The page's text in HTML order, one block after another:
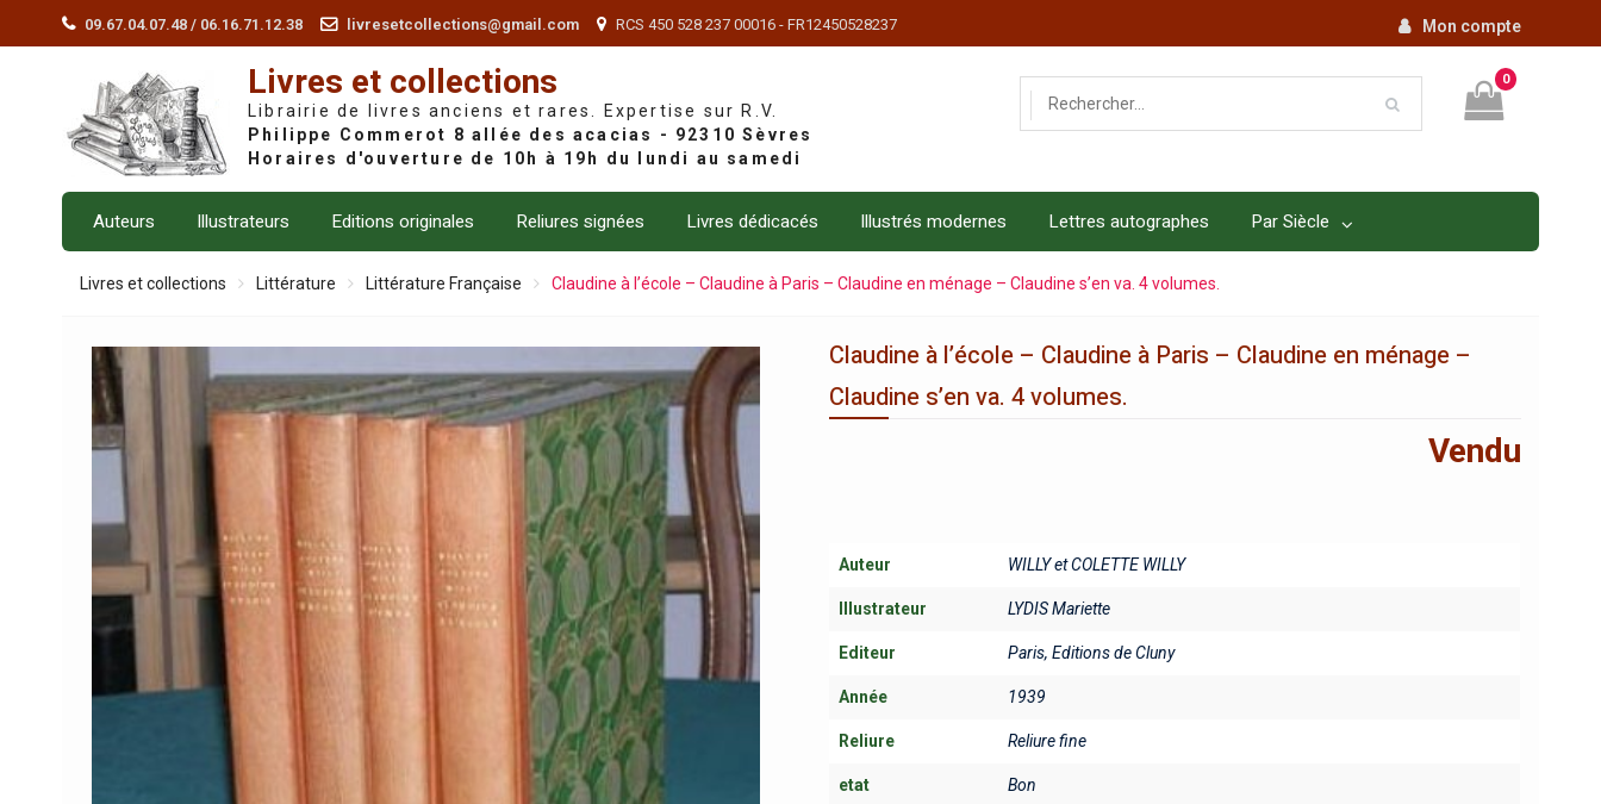
09.67.04.07.48 / 06.16.71.12.38 livresetcollections@gmail.com RCS 450 528 237 00016 - FR12450528237 Mon compte
Livres et collections
Librairie de livres anciens et rares. Expertise sur R.V.
0
Auteurs Illustrateurs Editions originales Reliures signées Livres dédicacés Illustrés modernes Lettres autographes Par Siècle
Livres et collections Littérature Littérature Française Claudine à l’école – Claudine à Paris – Claudine en ménage – Claudine s’en va. 4 volumes.
Claudine à l’école – Claudine à Paris – Claudine en ménage –
Claudine s’en va. 4 volumes.
Vendu
Auteur WILLY et COLETTE WILLY
Illustrateur LYDIS Mariette
Editeur Paris, Editions de Cluny
Année 1939
Reliure Reliure fine
etat Bon